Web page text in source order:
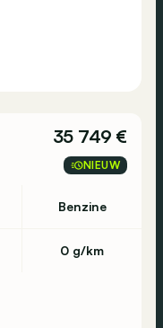
35 749 €
NIEUW
Benzine
0 g/km